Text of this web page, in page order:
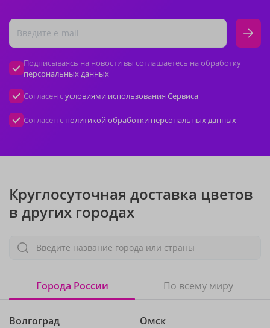
Подписываясь на новости вы соглашаетесь на обработку
персональных данных
Согласен сусловиями использования Сервиса
Согласен с политикой обработки персональных данных
Круглосуточная доставка цветов
в других городах
Введите название города или страны
Города России По всему миру
Волгоград
Омск